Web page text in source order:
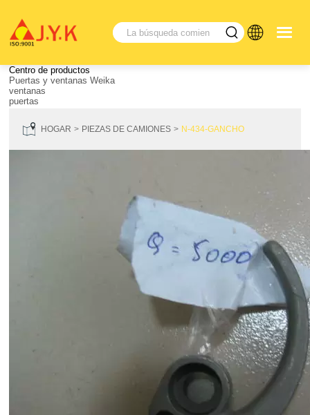
Centro de productos
Puertas y ventanas Weika
ventanas
puertas
HOGAR PIEZAS DE CAMIONES N-434-GANCHO